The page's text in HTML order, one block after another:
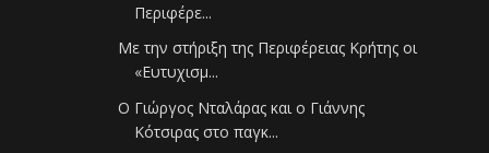
Περιφέρε...
Με την στήριξη της Περιφέρειας Κρήτης οι
«Ευτυχισμ...
Ο Γιώργος Νταλάρας και ο Γιάννης
Κότσιρας στο παγκ...